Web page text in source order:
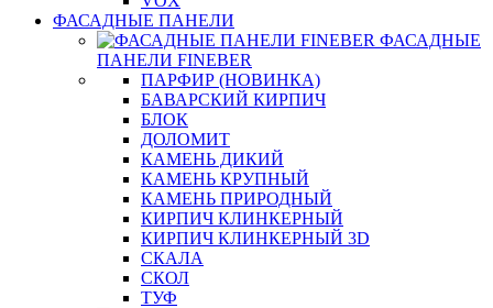
ФАСАДНЫЕ ПАНЕЛИ
ФАСАДНЫЕ
ПАНЕЛИ FINEBER
ПАРФИР (НОВИНКА)
БАВАРСКИЙ КИРПИЧ
БЛОК
ДОЛОМИТ
КАМЕНЬ ДИКИЙ
КАМЕНЬ КРУПНЫЙ
КАМЕНЬ ПРИРОДНЫЙ
КИРПИЧ КЛИНКЕРНЫЙ
КИРПИЧ КЛИНКЕРНЫЙ 3D
СКАЛА
СКОЛ
ТУФ